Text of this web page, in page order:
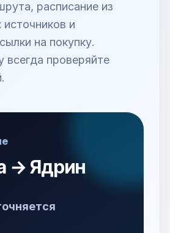
расписание из
и
на покупку.
всегда проверяйте
→ Ядрин